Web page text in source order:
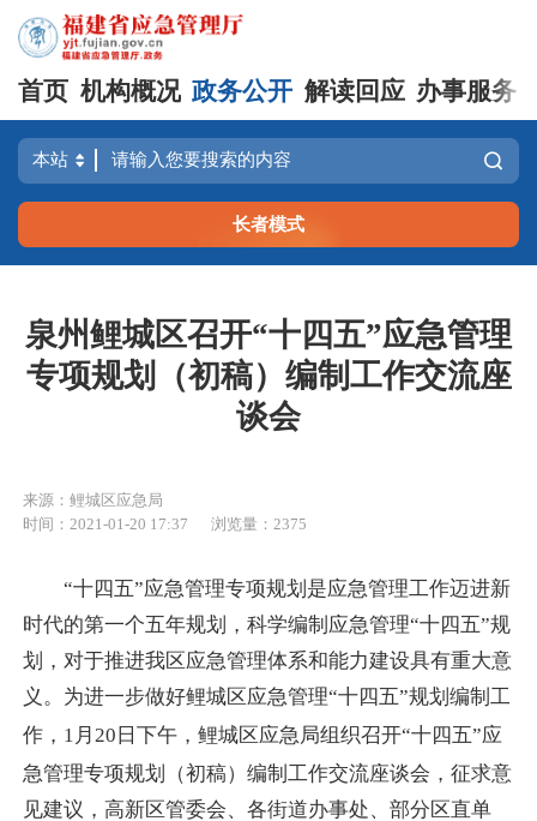
首页 机构概况 政务公开 解读回应 办事服务
长者模式
泉州鲤城区召开“十四五”应急管理
专项规划（初稿）编制工作交流座
谈会
来源：鲤城区应急局
时间：2021-01-20 17:37
浏览量：2375
“十四五”应急管理专项规划是应急管理工作迈进新
时代的第一个五年规划，科学编制应急管理“十四五”规
划，对于推进我区应急管理体系和能力建设具有重大意
义。为进一步做好鲤城区应急管理“十四五”规划编制工
作， 1 月 20 日下午，鲤城区应急局组织召开“十四五”应
急管理专项规划（初稿）编制工作交流座谈会，征求意
见建议，高新区管委会、各街道办事处、部分区直单